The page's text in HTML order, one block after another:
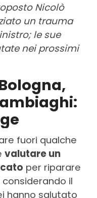
Nicolò
un trauma
le sue
nei prossimi
fuori qualche
valutare un
per riparare
considerando il
hanno salutato